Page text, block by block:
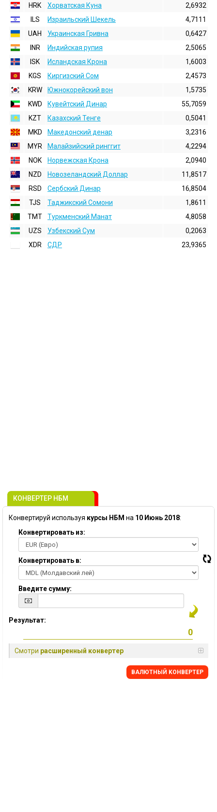
HRK
Хорватская Куна
2,6932
ILS
Израильский Шекель
4,7111
UAH
Украинская Гривна
0,6427
INR
Индийская pупия
2,5065
ISK
Исландская Крона
1,6003
KGS
Киргизский Сом
2,4573
KRW
Южнокорейский вон
1,5735
KWD
Кувейтский Динар
55,7059
KZT
Казахский Тенге
0,5041
MKD
Македонский денар
3,2316
MYR
Малайзийский ринггит
4,2294
NOK
Норвежская Крона
2,0940
NZD
Новозеландский Доллар
11,8517
RSD
Сербский Динар
16,8504
TJS
Таджикский Сомони
1,8611
TMT
Туркменский Манат
4,8058
UZS
Узбекский Сум
0,2063
XDR
СДР 23,9365
КОНВЕРТЕР НБМ
Конвертируй используя курсы НБМ на 10 Июнь 2018:
Конвертировать из:
Конвертировать в:
Введите сумму:
Результат:
Смотри расширенный конвертер
BАЛЮТНЫЙ KОНВЕРТЕР